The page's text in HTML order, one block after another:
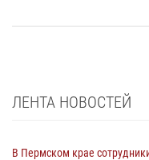
ЛЕНТА НОВОСТЕЙ
В Пермском крае